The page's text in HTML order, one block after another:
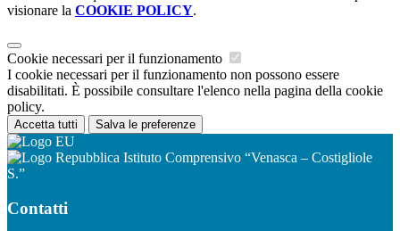
visionare la COOKIE POLICY.
Cookie necessari per il funzionamento
I cookie necessari per il funzionamento non possono essere
disabilitati. È possibile consultare l'elenco nella pagina della cookie
policy.
Accetta tutti Salva le preferenze
Istituto Comprensivo “Venasca – Costigliole
S.”
Contatti